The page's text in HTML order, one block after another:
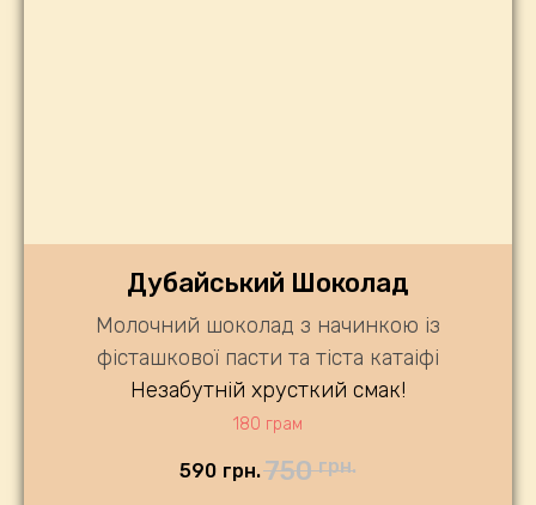
Дубайський Шоколад
Молочний шоколад з начинкою із
фісташкової пасти та тіста катаіфі
Незабутній хрусткий смак!
180 грам
590 грн.750 грн.